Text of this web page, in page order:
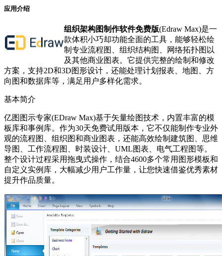
应用介绍
组织架构图制作软件免费版(Edraw Max)是一
款体积小巧却功能全面的工具，能够轻松绘
制专业流程图、组织结构图、网络拓扑图以
及其他商业图表。它提供完整的绘制和修改
方案，支持2D和3D图形设计，还能处理计划报表、地图、方
向图和数据库等，满足用户多样化需求。
基本简介
亿图图示专家(EDraw Max)基于矢量绘图技术，内置丰富的模
板库和事例库。作为30天免费试用版本，它不仅能制作专业外
观的流程图、组织图和商业图表，还能高效绘制建筑图、思维
导图、工作流程图、时装设计、UML图表、电气工程图等。
整个设计过程采用拖曳式操作，结合4600多个常用图形模板和
自定义实例库，大幅减少用户工作量，让您快速借鉴优秀素材
提升作品质量。